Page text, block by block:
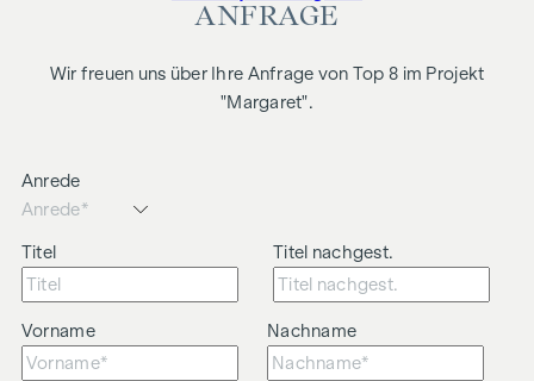
ANFRAGE
Wir freuen uns über Ihre Anfrage von Top 8 im Projekt
"Margaret".
Anrede
Titel Titel nachgest.
Vorname Nachname